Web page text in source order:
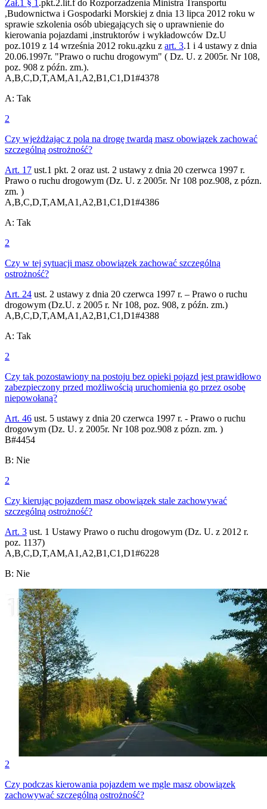
Zał.1 § 1 .pkt.2.lit.f do Rozporzadzenia Ministra Transportu
,Budownictwa i Gospodarki Morskiej z dnia 13 lipca 2012 roku w
sprawie szkolenia osób ubiegających się o uprawnienie do
kierowania pojazdami ,instruktorów i wykładowców Dz.U
poz.1019 z 14 września 2012 roku.ązku z art. 3.1 i 4 ustawy z dnia
20.06.1997r. "Prawo o ruchu drogowym" ( Dz. U. z 2005r. Nr 108,
poz. 908 z późn. zm.).
A,B,C,D,T,AM,A1,A2,B1,C1,D1#4378
A: Tak
2
Czy wjeżdżając z pola na drogę twardą masz obowiązek zachować
szczególną ostrożność?
Art. 17 ust.1 pkt. 2 oraz ust. 2 ustawy z dnia 20 czerwca 1997 r.
Prawo o ruchu drogowym (Dz. U. z 2005r. Nr 108 poz.908, z pózn.
zm. )
A,B,C,D,T,AM,A1,A2,B1,C1,D1#4386
A: Tak
2
Czy w tej sytuacji masz obowiązek zachować szczególną
ostrożność?
Art. 24 ust. 2 ustawy z dnia 20 czerwca 1997 r. – Prawo o ruchu
drogowym (Dz.U. z 2005 r. Nr 108, poz. 908, z późn. zm.)
A,B,C,D,T,AM,A1,A2,B1,C1,D1#4388
A: Tak
2
Czy tak pozostawiony na postoju bez opieki pojazd jest prawidłowo
zabezpieczony przed możliwością uruchomienia go przez osobę
niepowołaną?
Art. 46 ust. 5 ustawy z dnia 20 czerwca 1997 r. - Prawo o ruchu
drogowym (Dz. U. z 2005r. Nr 108 poz.908 z pózn. zm. )
B#4454
B: Nie
2
Czy kierując pojazdem masz obowiązek stale zachowywać
szczególną ostrożność?
Art. 3 ust. 1 Ustawy Prawo o ruchu drogowym (Dz. U. z 2012 r.
poz. 1137)
A,B,C,D,T,AM,A1,A2,B1,C1,D1#6228
B: Nie
2
Czy podczas kierowania pojazdem we mgle masz obowiązek
zachowywać szczególną ostrożność?